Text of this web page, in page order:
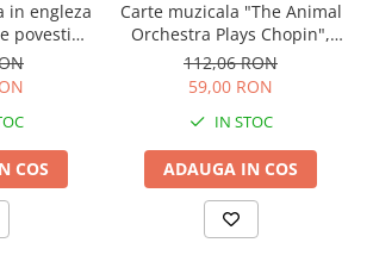
in engleza
povesti
COS
Carte muzicala "The Animal
Orchestra Plays Chopin",
cartonata, Usborne
112,06 RON
59,00 RON
IN STOC
ADAUGA IN COS